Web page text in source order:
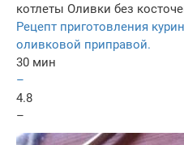
котлеты Оливки без
Рецепт приготовления
оливковой приправой.
30 мин
–
4.8
–